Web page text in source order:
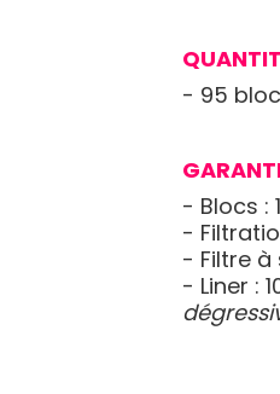
- 95
- Blocs :
-
- Filtre à
- Liner :